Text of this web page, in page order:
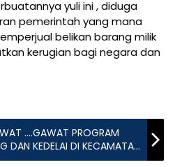
yuli ini , diduga
pemerintah yang mana
belikan barang milik
kerugian bagi negara dan
….GAWAT PROGRAM
DAN KEDELAI DI KECAMATAN
TENGAH DI DUGA DI